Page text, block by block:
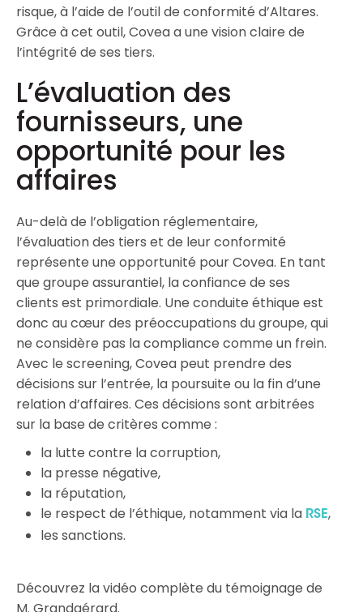
risque, à l’aide de l’outil de conformité d’Altares.
Grâce à cet outil, Covea a une vision claire de
l’intégrité de ses tiers.
L’évaluation des
fournisseurs, une
opportunité pour les
affaires
Au-delà de l’obligation réglementaire,
l’évaluation des tiers et de leur conformité
représente une opportunité pour Covea. En tant
que groupe assurantiel, la confiance de ses
clients est primordiale. Une conduite éthique est
donc au cœur des préoccupations du groupe, qui
ne considère pas la compliance comme un frein.
Avec le screening, Covea peut prendre des
décisions sur l’entrée, la poursuite ou la fin d’une
relation d’affaires. Ces décisions sont arbitrées
sur la base de critères comme :
la lutte contre la corruption,
la presse négative,
la réputation,
le respect de l’éthique, notamment via la RSE,
les sanctions.
Découvrez la vidéo complète du témoignage de
M. Grandgérard.